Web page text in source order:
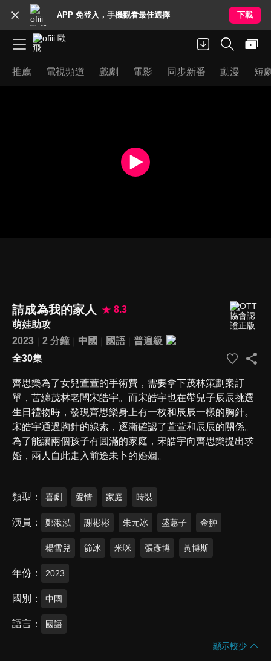
APP 免登入，手機觀看最佳選擇 下載
推薦 電視頻道 戲劇 電影 同步新番 動漫 短
請成為我的家人
8.3
萌娃助攻
2023
2 分鐘 中國 國語
普遍級
全30集
齊思樂為了女兒萱萱的手術費，需要拿下茂林策劃案訂
單，苦纏茂林老闆宋皓宇。而宋皓宇也在帶兒子辰辰挑選
生日禮物時，發現齊思樂身上有一枚和辰辰一樣的胸針。
宋皓宇通過胸針的線索，逐漸確認了萱萱和辰辰的關係。
為了能讓兩個孩子有圓滿的家庭，宋皓宇向齊思樂提出求
婚，兩人自此走入前途未卜的婚姻。
類型 喜劇 愛情 家庭 時裝
演員 鄭湫泓 謝彬彬 朱元冰 盛蕙子 金翀
楊雪兒 節冰 米咪 張彥博 黃博斯
年份 2023
國別 中國
語言 國語
顯示較少